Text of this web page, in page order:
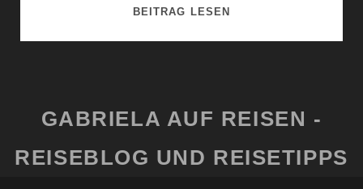
BEITRAG LESENVOM
GABRIELA AUF REISEN -
REISEBLOG UND REISETIPPS